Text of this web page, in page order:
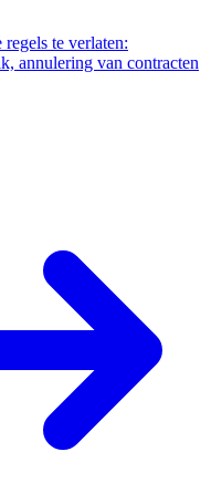
te verlaten:
annulering van contracten